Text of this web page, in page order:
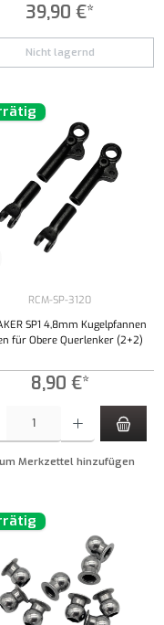
39,90 €*
Nicht lagernd
RCM-SP-3120
SP1 4,8mm Kugelpfannen
für Obere Querlenker (2+2)
8,90 €*
Merkzettel hinzufügen